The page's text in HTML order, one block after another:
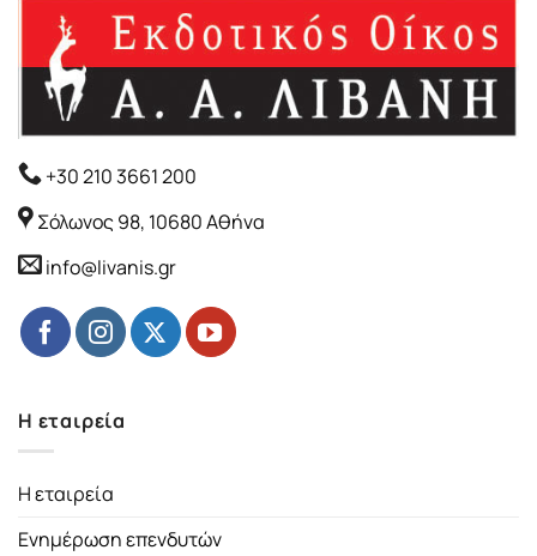
+30 210 3661 200
Σόλωνος 98, 10680 Αθήνα
info@livanis.gr
Η εταιρεία
Η εταιρεία
Ενημέρωση επενδυτών